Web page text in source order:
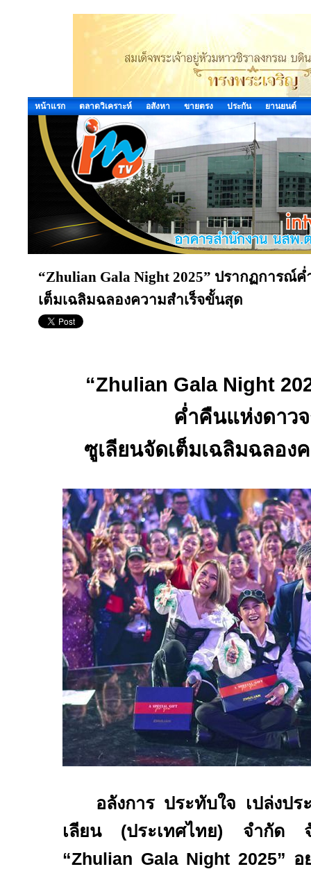
หน้าแรก ตลาดวิเคราะห์ อสังหา ขายตรง ประกัน ยานยนต์
“Zhulian Gala Night 2025” ปรากฏการณ์
เต็มเฉลิมฉลองความสำเร็จขั้นสุด
“Zhulian Gala Night
ค่ำคืนแห่งดาว
ซูเลียนจัดเต็มเฉลิมฉลอง
อลังการ ประทับใจ เปล่งป
เลียน (ประเทศไทย) จำกัด จั
“Zhulian Gala Night 2025” อ